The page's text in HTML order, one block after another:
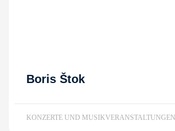
Boris Štok
KONZERTE UND MUSIKVERANSTALTUNGEN